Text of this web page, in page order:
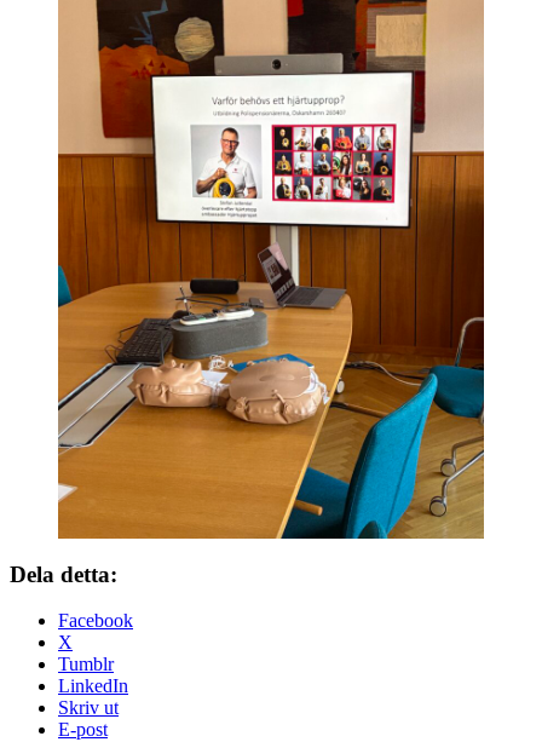
Dela detta:
Facebook
X
Tumblr
LinkedIn
Skriv ut
E-post